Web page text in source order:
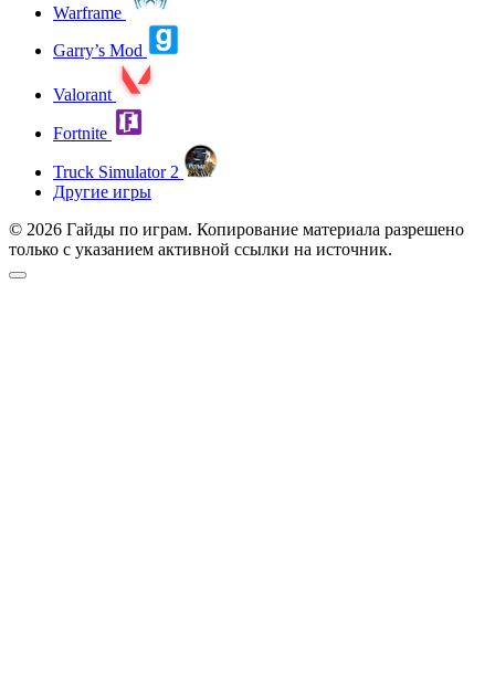
Warframe
Garry’s Mod
Valorant
Fortnite
Truck Simulator 2
Другие игры
© 2026 Гайды по играм. Копирование материала разрешено
только с указанием активной ссылки на источник.